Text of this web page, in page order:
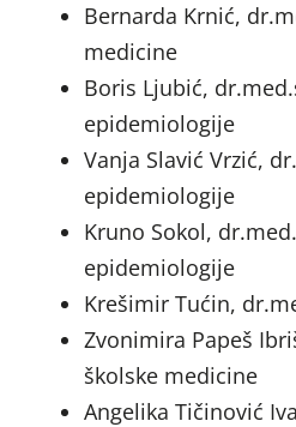
Bernarda Krnić,
medicine
Boris Ljubić,
epidemiologije
Vanja Slavić Vrzić,
epidemiologije
Kruno Sokol,
epidemiologije
Krešimir Tućin,
Zvonimira Papeš
školske medicine
Angelika Tičinović